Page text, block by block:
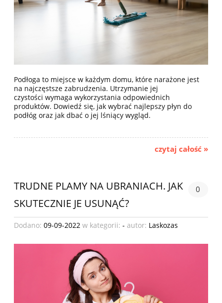
Podłoga to miejsce w każdym domu, które narażone jest
na najczęstsze zabrudzenia. Utrzymanie jej
czystości wymaga wykorzystania odpowiednich
produktów. Dowiedź się, jak wybrać najlepszy płyn do
podłóg oraz jak dbać o jej lśniący wygląd.
czytaj całość »
TRUDNE PLAMY NA UBRANIACH. JAK
SKUTECZNIE JE USUNĄĆ?
0
Dodano: 09-09-2022 w kategorii: - autor: Laskozas